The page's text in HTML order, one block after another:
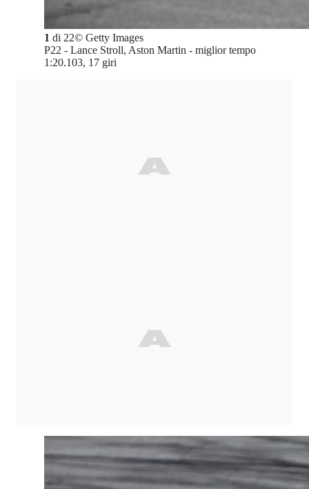
1 di 22© Getty Images
P22 - Lance Stroll, Aston Martin - miglior tempo
1:20.103, 17 giri